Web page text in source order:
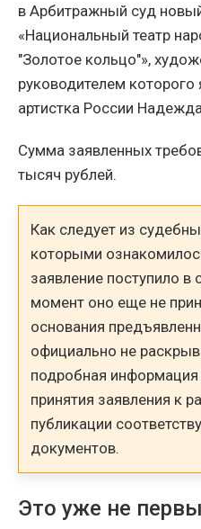
в Арбитражный суд
«Национальный театр
"Золотое кольцо"»,
руководителем которого
артистка России
Сумма заявленных
тысяч рублей.
Как следует из
которыми
заявление поступило
момент оно еще не
основания
официально не
подробная информация
принятия заявления к
публикации
документов.
Это уже не